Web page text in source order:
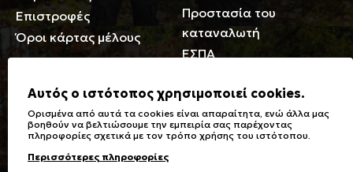
Επιστροφές
Όροι κάρτας μέλους
Προστασία του
καταναλωτή
ΕΣΠΑ
Γενικά
Καταστήματα
Ειδικές Εκπτώσεις ΑμΕΑ
Δωροκάρτες
Σύμβολα πλύσης,
σιδερώματος
Αυτός ο ιστότοπος χρησιμοποιεί cookies.
Ορισμένα από αυτά τα cookies είναι απαραίτητα, ενώ άλλα μας
βοηθούν να βελτιώσουμε την εμπειρία σας παρέχοντας
πληροφορίες σχετικά με τον τρόπο χρήσης του ιστότοπου.
Περισσότερες πληροφορίες